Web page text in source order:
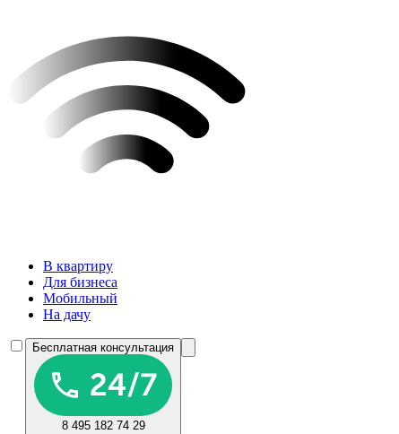
В квартиру
Для бизнеса
Мобильный
На дачу
Бесплатная консультация
8 495 182 74 29